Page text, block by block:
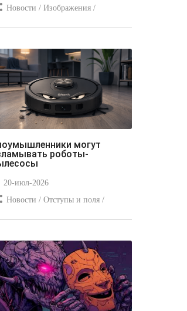
Новости / Изображения /
/ Видео уроки
роботы-
20-июл-2026
Новости / Отступы и поля /
/ Цвет / Видео уроки